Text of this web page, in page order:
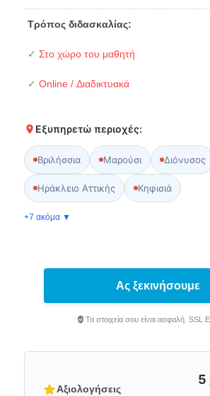
Τρόπος διδασκαλίας:
✓ Στο χώρο του μαθητή
✓ Online / Διαδικτυακά
Εξυπηρετώ περιοχές:
Βριλήσσια Μαρούσι Διόνυσος
Ηράκλειο Αττικής Κηφισιά
+7 ακόμα ▼
Ας ξεκινήσουμε
Τα στοιχεία σου είναι ασφαλή. SSL
Αξιολογήσεις
5